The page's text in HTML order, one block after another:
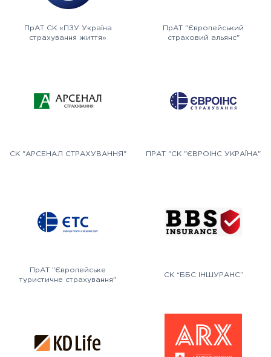
ПрАТ СК «ПЗУ Україна
страхування життя»
ПрАТ "Європейський
страховий альянс"
СК "АРСЕНАЛ СТРАХУВАННЯ" ПРАТ "СК "ЄВРОІНС УКРАЇНА"
ПрАТ "Європейське
туристичне страхування"
СК “ББС ІНШУРАНС”